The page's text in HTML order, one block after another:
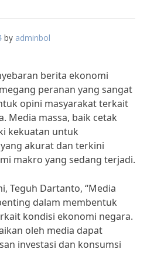
by adminbol
berita ekonomi
peranan yang sangat
opini masyarakat terkait
Media massa, baik cetak
kekuatan untuk
akurat dan terkini
makro yang sedang terjadi.
Teguh Dartanto, “Media
dalam membentuk
kondisi ekonomi negara.
oleh media dapat
investasi dan konsumsi